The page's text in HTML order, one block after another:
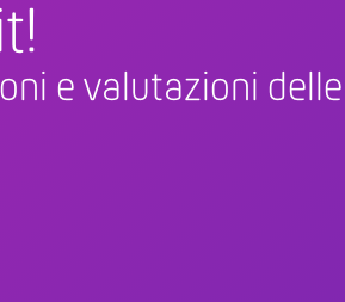
e valutazioni delle